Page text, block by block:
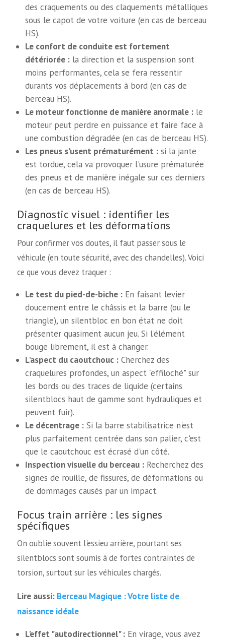
des craquements ou des claquements métalliques
sous le capot de votre voiture (en cas de berceau
HS).
Le confort de conduite est fortement
détériorée : la direction et la suspension sont
moins performantes, cela se fera ressentir
durants vos déplacements à bord (en cas de
berceau HS).
Le moteur fonctionne de manière anormale : le
moteur peut perdre en puissance et faire face à
une combustion dégradée (en cas de berceau HS).
Les pneus s'usent prématurément : si la jante
est tordue, cela va provoquer l'usure prématurée
des pneus et de manière inégale sur ces derniers
(en cas de berceau HS).
Diagnostic visuel : identifier les
craquelures et les déformations
Pour confirmer vos doutes, il faut passer sous le
véhicule (en toute sécurité, avec des chandelles). Voici
ce que vous devez traquer :
Le test du pied-de-biche : En faisant levier
doucement entre le châssis et la barre (ou le
triangle), un silentbloc en bon état ne doit
présenter quasiment aucun jeu. Si l'élément
bouge librement, il est à changer.
L'aspect du caoutchouc : Cherchez des
craquelures profondes, un aspect "effiloché" sur
les bords ou des traces de liquide (certains
silentblocs haut de gamme sont hydrauliques et
peuvent fuir).
Le décentrage : Si la barre stabilisatrice n'est
plus parfaitement centrée dans son palier, c'est
que le caoutchouc est écrasé d'un côté.
Inspection visuelle du berceau : Recherchez des
signes de rouille, de fissures, de déformations ou
de dommages causés par un impact.
Focus train arrière : les signes
spécifiques
On oublie souvent l'essieu arrière, pourtant ses
silentblocs sont soumis à de fortes contraintes de
torsion, surtout sur les véhicules chargés.
Lire aussi: Berceau Magique : Votre liste de
naissance idéale
L'effet "autodirectionnel" : En virage, vous avez